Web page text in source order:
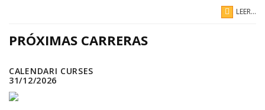
LEER...
PRÓXIMAS CARRERAS
CALENDARI CURSES
31/12/2026